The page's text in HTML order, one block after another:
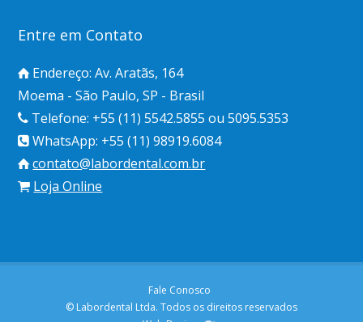
Entre em Contato
Endereço: Av. Aratãs, 164
Moema - São Paulo, SP - Brasil
Telefone: +55 (11) 5542.5855 ou 5095.5353
WhatsApp: +55 (11) 98919.6084
contato@labordental.com.br
Loja Online
Fale Conosco
© Labordental Ltda. Todos os direitos reservados